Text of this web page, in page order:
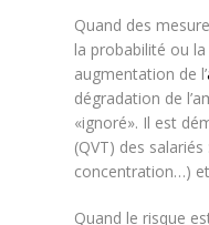
Quand des
la probabilité ou
augmentation de l’
dégradation de
«ignoré». Il est
(QVT) des
concentration…)
Quand le risque